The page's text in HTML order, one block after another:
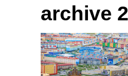
archive